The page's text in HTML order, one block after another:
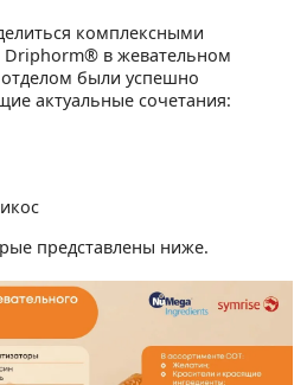
комплексными
в жевательном
были успешно
актуальные сочетания:
представлены ниже.